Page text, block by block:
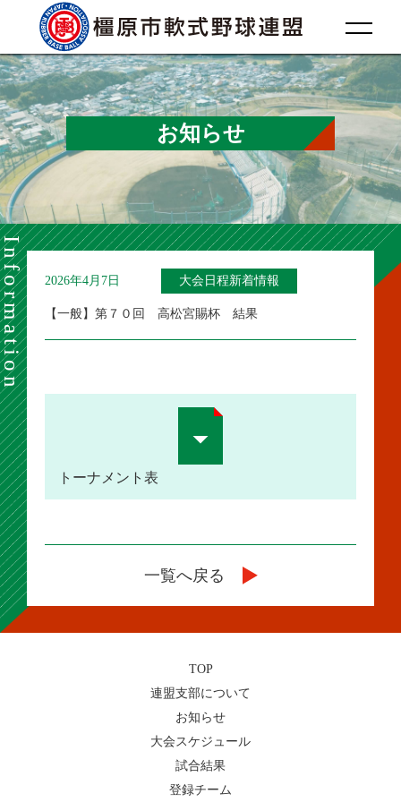
お知らせ
Information 2026年4月7日 大会日程新着情報
【一般】第７０回 高松宮賜杯 結果
トーナメント表
一覧へ戻る
TOP
連盟支部について
お知らせ
大会スケジュール
試合結果
登録チーム